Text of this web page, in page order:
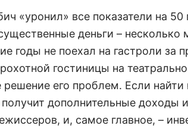
«уронил» все показатели на
деньги –
годы не поехал на гастроли за
гостиницы на
его проблем. Если найти
получит дополнительные доходы
и, самое главное, –